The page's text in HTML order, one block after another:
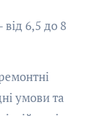
від 6,5 до 8
умови та